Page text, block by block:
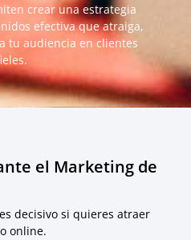
crear una estrategia
efectiva que atraiga,
tu audiencia en clientes
el Marketing de
decisivo si quieres atraer
online.